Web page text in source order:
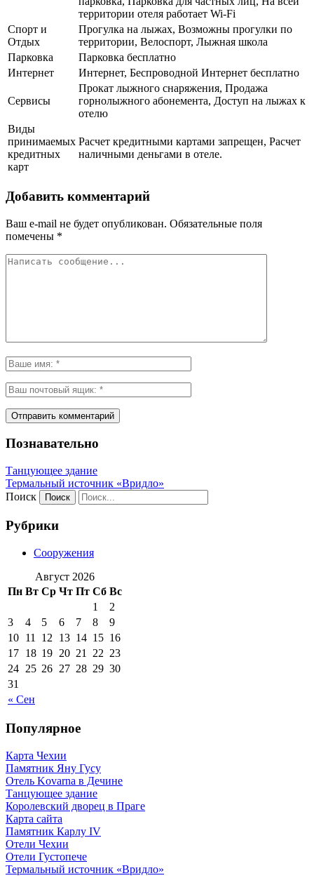
территории отеля работает Wi-Fi
Спорт и
Отдых
Прогулка на лыжах, Возможны прогулки по
территории, Велоспорт, Лыжная школа
Парковка
Парковка бесплатно
Интернет
Интернет, Беспроводной Интернет бесплатно
Сервисы
Прокат лыжного снаряжения, Продажа
горнолыжного абонемента, Доступ на лыжах к
отелю
Виды
принимаемых
кредитных
карт
Расчет кредитными картами запрещен, Расчет
наличными деньгами в отеле.
Добавить комментарий
Ваш e-mail не будет опубликован. Обязательные поля
помечены *
Познавательно
Танцующее здание
Термальный источник «Вридло»
Поиск
Рубрики
Сооружения
Август 2026
Пн Вт Ср Чт Пт Сб Вс
« Сен
1
2
3
4 5 6 7 8
9
10 11 12 13 14 15 16
17 18 19 20 21 22 23
24 25 26 27 28 29 30
31
Популярное
Карта Чехии
Памятник Яну Гусу
Отель Kovarna в Дечине
Танцующее здание
Королевский дворец в Праге
Карта сайта
Памятник Карлу IV
Отели Чехии
Отели Густопече
Термальный источник «Вридло»